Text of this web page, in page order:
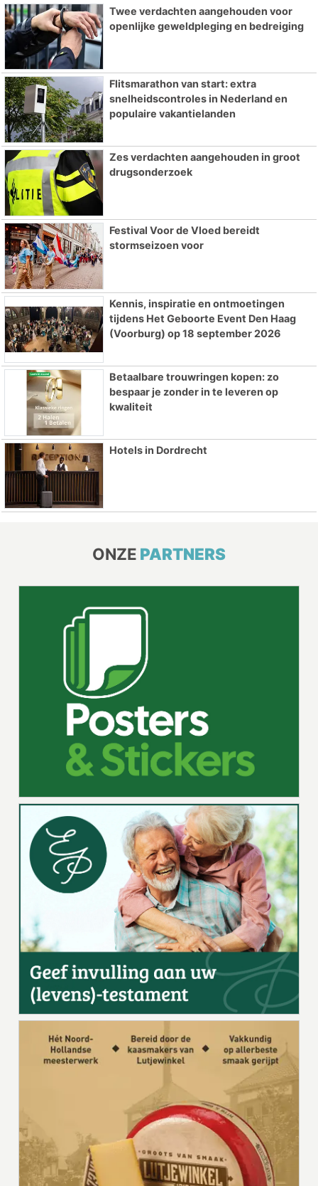
Twee verdachten aangehouden voor
openlijke geweldpleging en bedreiging
Flitsmarathon van start: extra
snelheidscontroles in Nederland en
populaire vakantielanden
Zes verdachten aangehouden in groot
drugsonderzoek
Festival Voor de Vloed bereidt
stormseizoen voor
Kennis, inspiratie en ontmoetingen
tijdens Het Geboorte Event Den Haag
(Voorburg) op 18 september 2026
Betaalbare trouwringen kopen: zo
bespaar je zonder in te leveren op
kwaliteit
Hotels in Dordrecht
ONZE PARTNERS